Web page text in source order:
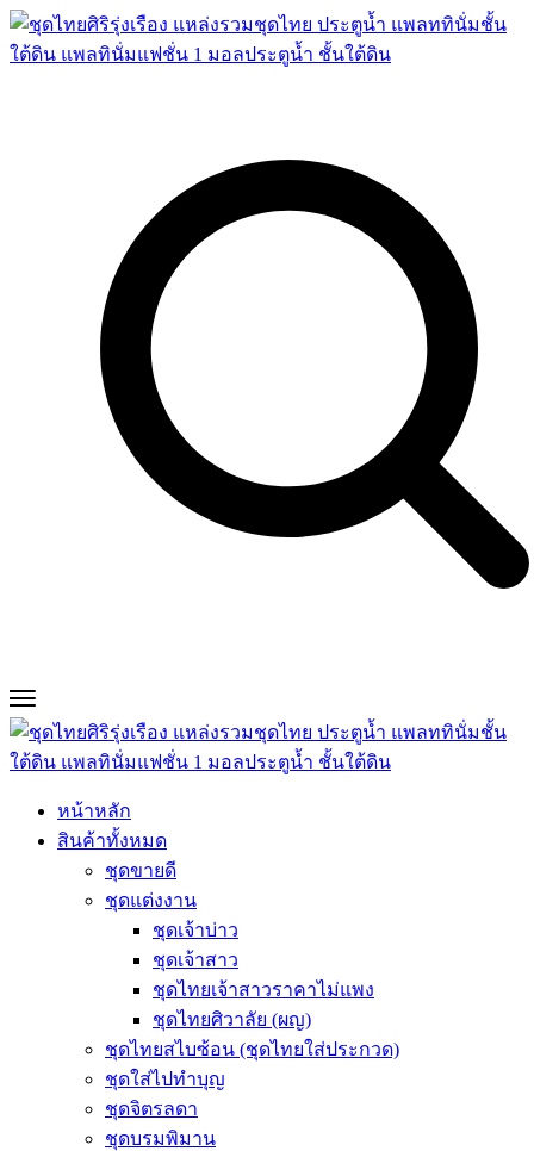
หน้าหลัก
สินค้าทั้งหมด
ชุดขายดี
ชุดแต่งงาน
ชุดเจ้าบ่าว
ชุดเจ้าสาว
ชุดไทยเจ้าสาวราคาไม่แพง
ชุดไทยศิวาลัย (ผญ)
ชุดไทยสไบซ้อน (ชุดไทยใส่ประกวด)
ชุดใส่ไปทำบุญ
ชุดจิตรลดา
ชุดบรมพิมาน